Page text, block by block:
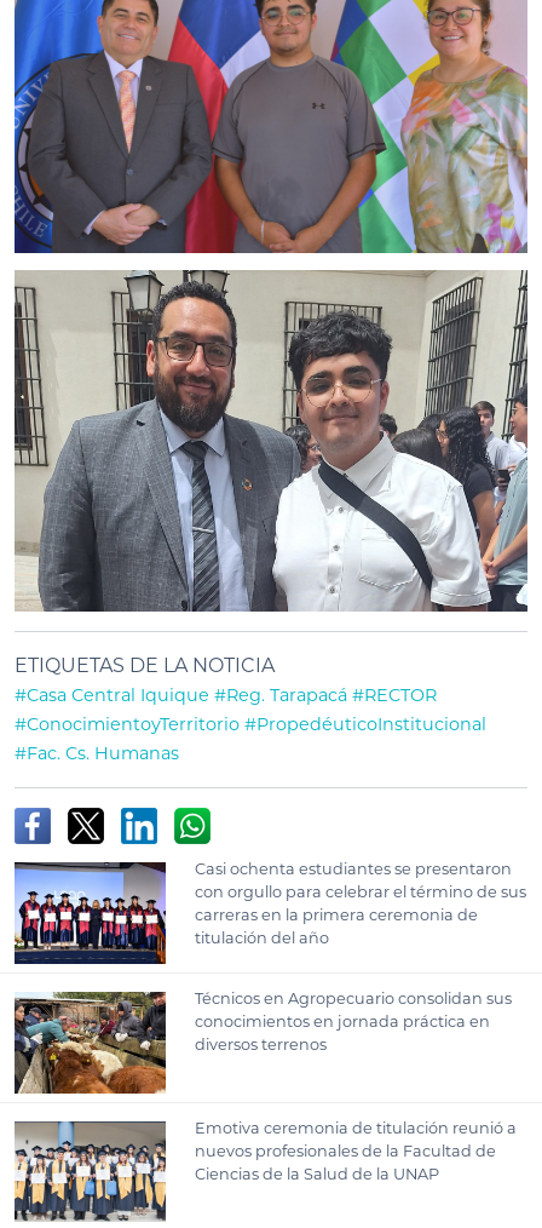
ETIQUETAS DE LA NOTICIA
#Casa Central Iquique #Reg. Tarapacá #RECTOR
#ConocimientoyTerritorio #PropedéuticoInstitucional
#Fac. Cs. Humanas
Casi ochenta estudiantes se presentaron
con orgullo para celebrar el término de sus
carreras en la primera ceremonia de
titulación del año
Técnicos en Agropecuario consolidan sus
conocimientos en jornada práctica en
diversos terrenos
Emotiva ceremonia de titulación reunió a
nuevos profesionales de la Facultad de
Ciencias de la Salud de la UNAP